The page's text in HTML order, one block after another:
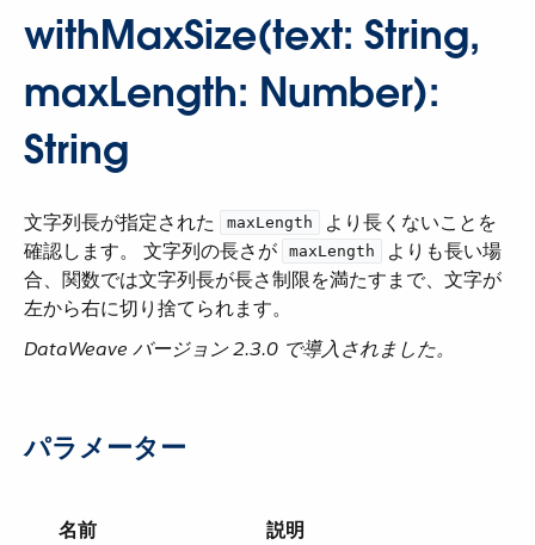
withMaxSize(text: String,
maxLength: Number):
String
文字列長が指定された ​ maxLength
​ より長くないことを
確認します。 文字列の長さが ​
maxLength
​ よりも長い場
合、関数では文字列長が長さ制限を満たすまで、文字が
左から右に切り捨てられます。
DataWeave バージョン 2.3.0 で導入されました。
パラメーター
名前 説明